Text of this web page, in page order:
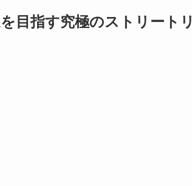
目指す究極のストリートリ